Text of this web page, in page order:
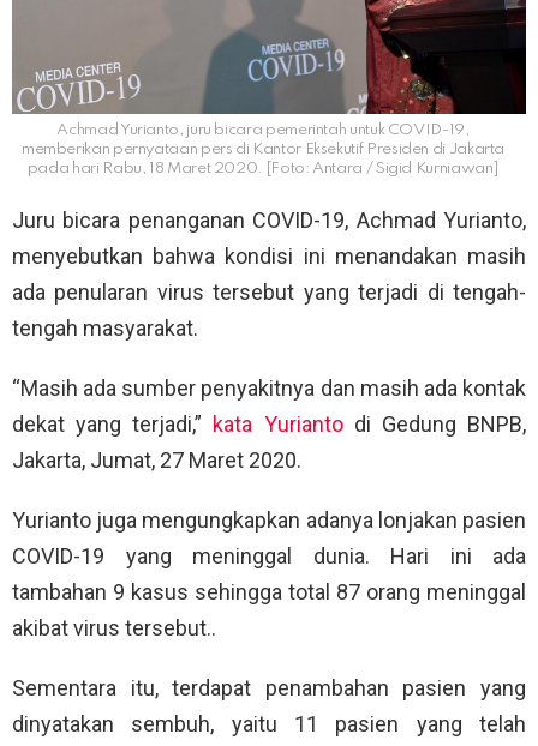
Achmad Yurianto, juru bicara pemerintah untuk COVID-19,
memberikan pernyataan pers di Kantor Eksekutif Presiden di Jakarta
pada hari Rabu, 18 Maret 2020. [Foto: Antara / Sigid Kurniawan]
Juru bicara penanganan COVID-19, Achmad Yurianto,
menyebutkan bahwa kondisi ini menandakan masih
ada penularan virus tersebut yang terjadi di tengah-
tengah masyarakat.
“Masih ada sumber penyakitnya dan masih ada kontak
dekat yang terjadi,” kata Yuriantodi Gedung BNPB,
Jakarta, Jumat, 27 Maret 2020.
Yurianto juga mengungkapkan adanya lonjakan pasien
COVID-19 yang meninggal dunia. Hari ini ada
tambahan 9 kasus sehingga total 87 orang meninggal
akibat virus tersebut..
Sementara itu, terdapat penambahan pasien yang
dinyatakan sembuh, yaitu 11 pasien yang telah